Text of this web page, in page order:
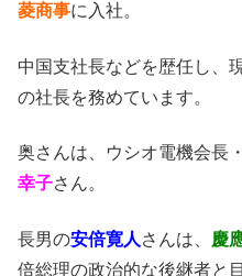
菱商事に入社。
中国支社長などを歴任し、
の社長を務めています。
奥さんは、ウシオ電機会長
幸子さん。
長男の安倍寛人 さんは、 慶
倍総理の政治的な後継者と